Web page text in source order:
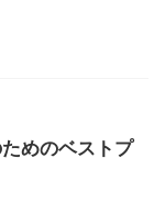
めのベストプ